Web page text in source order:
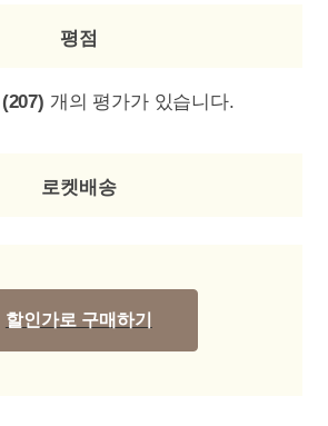
평점
(207) 개의 평가가 있습니다.
로켓배송
할인가로 구매하기